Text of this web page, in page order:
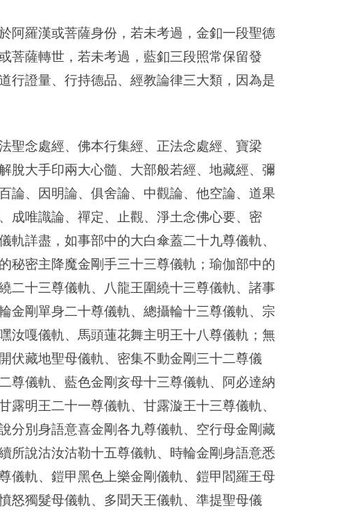
阿羅漢或菩薩身份，若未考過，金釦一段聖德
菩薩轉世，若未考過，藍釦三段照常保留發
行證量、行持德品、經教論律三大類，因為是
聖念處經、佛本行集經、正法念處經、寶梁
脫大手印兩大心髓、大部般若經、地藏經、彌
論、因明論、俱舍論、中觀論、他空論、道果
成唯識論、禪定、止觀、淨土念佛心要、密
詳盡，如事部中的大白傘蓋二十九尊儀軌、
秘密主降魔金剛手三十三尊儀軌；瑜伽部中的
二十三尊儀軌、八龍王圍繞十三尊儀軌、諸事
金剛單身二十尊儀軌、總攝輪十三尊儀軌、宗
汝嘎儀軌、馬頭蓮花舞主明王十八尊儀軌；無
伏藏地聖母儀軌、密集不動金剛三十二尊儀
尊儀軌、藍色金剛亥母十三尊儀軌、阿必達納
明王二十一尊儀軌、甘露漩王十三尊儀軌、
分別身語意喜金剛各九尊儀軌、空行母金剛藏
所說沽汝沽勒十五尊儀軌、時輪金剛身語意悉
儀軌、鎧甲黑色上樂金剛儀軌、鎧甲閻羅王母
怒獨髮母儀軌、多聞天王儀軌、準提聖母儀